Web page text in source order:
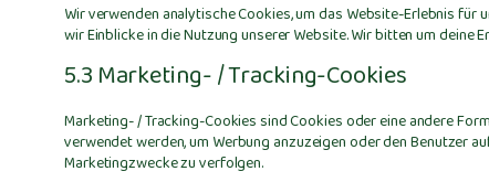
Wir verwenden analytische Cookies, um das Website-Erlebnis
wir Einblicke in die Nutzung unserer Website. Wir bitten um deine
5.3 Marketing- / Tracking-Cookies
Marketing- / Tracking-Cookies sind Cookies oder eine andere
verwendet werden, um Werbung anzuzeigen oder den Benutzer
Marketingzwecke zu verfolgen.